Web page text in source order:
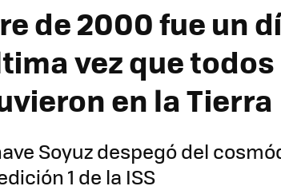
de 2000 fue un
vez que
en la Tierra
Soyuz despegó del
1 de la ISS